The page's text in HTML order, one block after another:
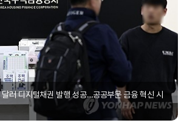
러 디지털채권 발행 성공…공공부문 금융 혁신 시